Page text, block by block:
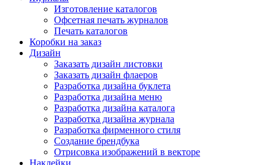
Изготовление каталогов
Офсетная печать журналов
Печать каталогов
Коробки на заказ
Дизайн
Заказать дизайн листовки
Заказать дизайн флаеров
Разработка дизайна буклета
Разработка дизайна меню
Разработка дизайна каталога
Разработка дизайна журнала
Разработка фирменного стиля
Создание брендбука
Отрисовка изображений в векторе
Наклейки